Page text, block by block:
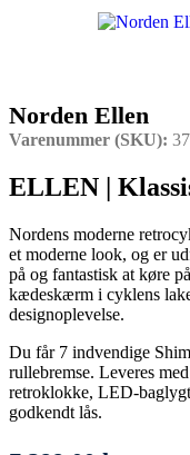
Norden Ellen
Varenummer (SKU):
ELLEN |
Nordens moderne
et moderne look, og er
på og fantastisk at køre
kædeskærm i cyklens
designoplevelse.
Du får 7 indvendige
rullebremse. Leveres
retroklokke, LED-
godkendt lås.